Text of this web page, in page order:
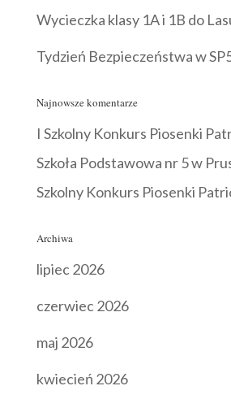
Wycieczka klasy 1A i 1B do
Tydzień Bezpieczeństwa w
Najnowsze komentarze
I Szkolny Konkurs Piosenki
Szkoła Podstawowa nr 5 w
Szkolny Konkurs Piosenki
Archiwa
lipiec 2026
czerwiec 2026
maj 2026
kwiecień 2026